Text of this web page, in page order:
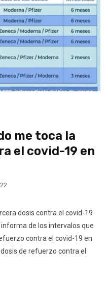
me toca la
el covid-19 en
dosis contra el covid-19
de los intervalos que
contra el covid-19 en
de refuerzo contra el